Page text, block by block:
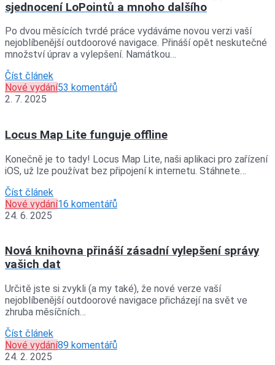
sjednocení LoPointů a mnoho dalšího
Po dvou měsících tvrdé práce vydáváme novou verzi vaší
nejoblíbenější outdoorové navigace. Přináší opět neskutečné
množství úprav a vylepšení. Namátkou…
Číst článek
Nové vydání53 komentářů
2. 7. 2025
Locus Map Lite funguje offline
Konečně je to tady! Locus Map Lite, naši aplikaci pro zařízení
iOS, už lze používat bez připojení k internetu. Stáhnete…
Číst článek
Nové vydání16 komentářů
24. 6. 2025
Nová knihovna přináší zásadní vylepšení správy
vašich dat
Určitě jste si zvykli (a my také), že nové verze vaší
nejoblíbenější outdoorové navigace přicházejí na svět ve
zhruba měsíčních…
Číst článek
Nové vydání89 komentářů
24. 2. 2025